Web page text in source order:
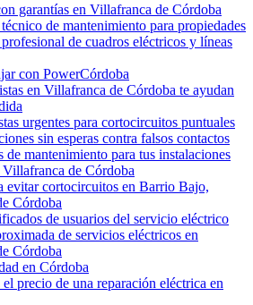
garantías en Villafranca de Córdoba
de mantenimiento para propiedades
de cuadros eléctricos y líneas
con PowerCórdoba
en Villafranca de Córdoba te ayudan
urgentes para cortocircuitos puntuales
sin esperas contra falsos contactos
de mantenimiento para tus instalaciones
Villafranca de Córdoba
evitar cortocircuitos en Barrio Bajo,
Córdoba
de usuarios del servicio eléctrico
de servicios eléctricos en
Córdoba
en Córdoba
el precio de una reparación eléctrica en